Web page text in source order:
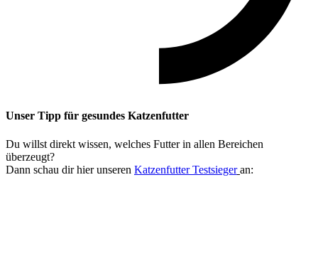
Unser Tipp für gesundes Katzenfutter
Du willst direkt wissen, welches Futter in allen Bereichen
überzeugt?
Dann schau dir hier unseren Katzenfutter Testsieger an: